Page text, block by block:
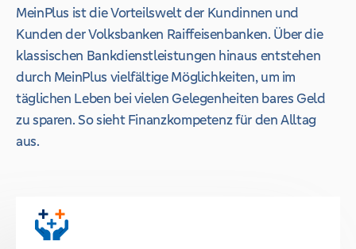
MeinPlus ist die Vorteilswelt der Kundinnen und
Kunden der Volksbanken Raiffeisenbanken. Über die
klassischen Bankdienstleistungen hinaus entstehen
durch MeinPlus vielfältige Möglichkeiten, um im
täglichen Leben bei vielen Gelegenheiten bares Geld
zu sparen. So sieht Finanzkompetenz für den Alltag
aus.